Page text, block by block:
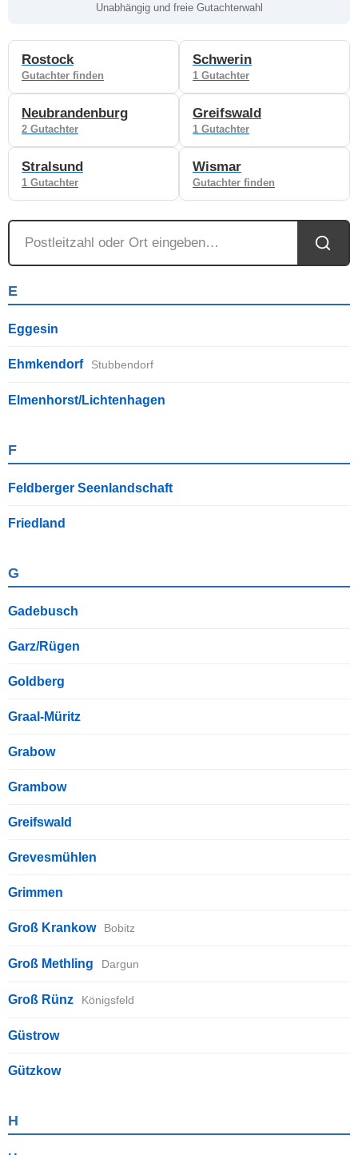
Unabhängig und freie Gutachterwahl
Rostock
Gutachter finden
Schwerin
1 Gutachter
Neubrandenburg
2 Gutachter
Greifswald
1 Gutachter
Stralsund
1 Gutachter
Wismar
Gutachter finden
E
Eggesin
Ehmkendorf Stubbendorf
Elmenhorst/Lichtenhagen
F
Feldberger Seenlandschaft
Friedland
G
Gadebusch
Garz/Rügen
Goldberg
Graal-Müritz
Grabow
Grambow
Greifswald
Grevesmühlen
Grimmen
Groß Krankow Bobitz
Groß Methling Dargun
Groß Rünz Königsfeld
Güstrow
Gützkow
H